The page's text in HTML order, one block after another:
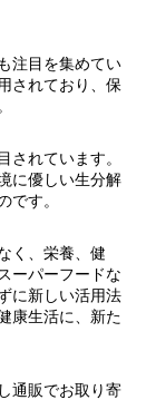
注目を集めてい
されており、保
されています。
に優しい生分解
です。
く、栄養、健
ーパーフードな
に新しい活用法
康生活に、新た
通販でお取り寄